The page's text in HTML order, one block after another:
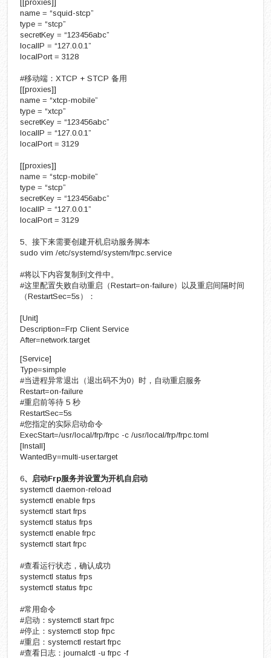
[[proxies]]
name = “squid-stcp”
type = “stcp”
secretKey = “123456abc”
localIP = “127.0.0.1”
localPort = 3128
#移动端：XTCP + STCP 备用
[[proxies]]
name = “xtcp-mobile”
type = “xtcp”
secretKey = “123456abc”
localIP = “127.0.0.1”
localPort = 3129
[[proxies]]
name = “stcp-mobile”
type = “stcp”
secretKey = “123456abc”
localIP = “127.0.0.1”
localPort = 3129
5、接下来需要创建开机启动服务脚本
sudo vim /etc/systemd/system/frpc.service
#将以下内容复制到文件中。
#这里配置失败自动重启（Restart=on-failure）以及重启间隔时间
（RestartSec=5s）：
[Unit]
Description=Frp Client Service
After=network.target
[Service]
Type=simple
#当进程异常退出（退出码不为0）时，自动重启服务
Restart=on-failure
#重启前等待 5 秒
RestartSec=5s
#您指定的实际启动命令
ExecStart=/usr/local/frp/frpc -c /usr/local/frp/frpc.toml
[Install]
WantedBy=multi-user.target
6、启动Frp服务并设置为开机自启动
systemctl daemon-reload
systemctl enable frps
systemctl start frps
systemctl status frps
systemctl enable frpc
systemctl start frpc
#查看运行状态，确认成功
systemctl status frps
systemctl status frpc
#常用命令
#启动：systemctl start frpc
#停止：systemctl stop frpc
#重启：systemctl restart frpc
#查看日志：journalctl -u frpc -f